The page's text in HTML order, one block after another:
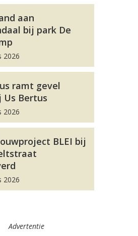
aan
bij park De
2026
ramt gevel
Us Bertus
2026
BLEI bij
2026
Advertentie